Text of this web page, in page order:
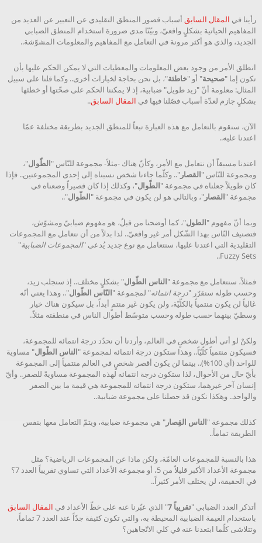
رأينا في المقال السابق أسباب قصور المنطق التقليدي عن التعبير عن العديد من
المفاهيم الحياتية بشكلٍ واقعيّ، وبيّنّا مدى ضرورة استخدام المنطق الضبابي
الجديد، والذي هو أكثر مرونة في التعامل مع المفاهيم والمعلومات المشوّشة..
انطلق الأمر من وجود بعض المعلومات والمعطيات التي لا يمكن الحكم عليها بأن
تكون إما "صحيحة" أو "خاطئة"، بل نحن بحاجة لخيارات أخرى.. وكما قلنا على سبيل
المثال: معلومة أنّ "زيد طويل" ضبابية، إذ لا يمكننا الحكم على صحّتها أو خطئها
بشكلٍ جازم لعدّة أسباب فصّلنا فيها في المقال السابق..
الآن، سنقوم بالتعامل مع هذه العبارة تبعاً للمنطق الجديد بطريقة مختلفة عمّا
اعتدنا عليه..
اعتدنا مسبقاً أن نتعامل مع الأمر، وكأنّ هناك -مثلاً- مجموعة للنّاس "الطّوال"،
ومجموعة للنّاس "القصار ".. وكلّما جاءنا شخص نسبناه إلى إحدى المجموعتين.. فإذا
كان طويلاً جعلناه في مجموعة "الطّوال"، وكذلك إذا كان قصيراً وضعناه في
مجموعة "القصار "، وبالتالي هو لن يكون في مجموعة "الطّوال"..
وبما أنّ مفهوم "الطول"، كما أوضحنا من قبلُ، هو مفهوم ضبابيّ ومشوّش،
فتصنيف النّاس بهذا الشّكل أمر غير واقعيّ.. لذا بدلاً من أن نتعامل مع المجموعات
التقليدية التي اعتدنا عليها، سنتعامل مع نوع جديد يُدعى "المجموعات الضبابية"
Fuzzy Sets..
فمثلاً، سنتعامل مع مجموعة "الناس الطّوال" بشكلٍ مختلف.. إذ سنجلب زيد،
وحسب طوله سنقرّر "درجة انتمائه" لمجموعة "النّاس الطّوال".. وهذا يعني أنّه
غالباً لن يكون منتمياً بالكلّيّة، ولن يكون غير منتمٍ أبداً، بل سيكون هناك خيار
وسطيّ بينهما حسب طوله وحسب متوسّط أطوال الناس في منطقته مثلاً..
ولكنْ لو أتى أطول شخصٍ في العالم، وأردنا أن نحدّد درجة انتمائه للمجموعة،
فسيكون منتمياً كلّيّاً.. وهذا ستكون درجة انتمائه لمجموعة "الناس الطّوال" مساوية
للواحد (أي 100%).. بينما لن يكون أقصر شخصٍ في العالم منتمياً إلى المجموعة
بأيّ حال من الأحوال، لذا ستكون درجة انتمائه لهذه المجموعة مساويةً للصفر.. وأيّ
إنسان آخر غيرهما، ستكون درجة انتمائه للمجموعة هي قيمة ما بين الصفر
والواحد.. وهكذا نكون قد حصلنا على مجموعة ضبابية..
كذلك مجموعة "الناس القِصار " هي مجموعة ضبابية، ويتمّ التعامل معها بنفس
الطريقة تماماً..
هذا بالنسبة للمجموعات العامّة، ولكن ماذا عن المجموعات الرياضية؟ مثل
مجموعة الأعداد الأكبر قليلاً من 5، أو مجموعة الأعداد التي تساوي تقريباً العدد 7؟
في الحقيقة، لن يختلف الأمر كثيراً..
أتذكر العدد الضبابي "تقريباً 7 " الذي عبّرنا عنه على خطّ الأعداد في المقال السابق
باستخدام الغيمة الضبابية المحيطة به، والتي تكون كثيفة جدّاً عند العدد 7 تماماً،
وتتلاشى كلّما ابتعدنا عنه في كلي الاتّجاهين؟